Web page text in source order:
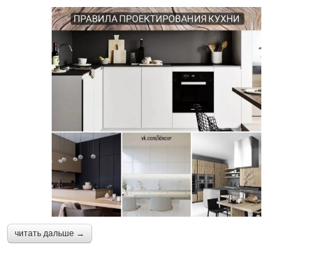
читать дальше →